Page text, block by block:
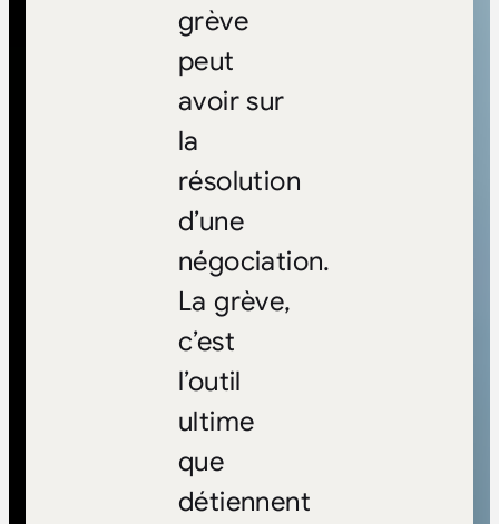
grève
peut
avoir sur
la
résolution
d’une
négociation.
La grève,
c’est
l’outil
ultime
que
détiennent